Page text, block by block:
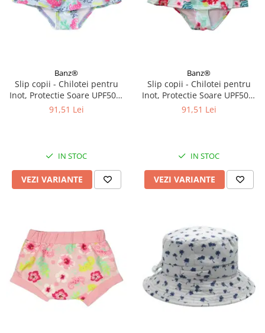
Banz®
Slip copii - Chilotei pentru
Inot, Protectie Soare UPF50+,
Sea Horse, Diverse marimi
91,51 Lei
IN STOC
VEZI VARIANTE
Banz®
Slip copii - Chilotei pentru
Inot, Protectie Soare UPF50+,
Floral Mint, Diverse marimi
91,51 Lei
IN STOC
VEZI VARIANTE